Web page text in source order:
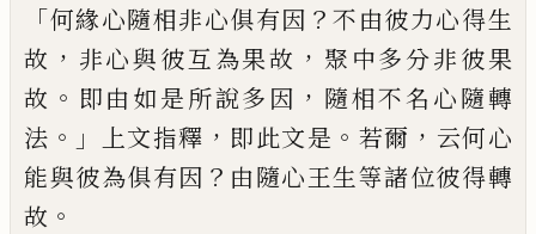
「何緣心隨相非心俱有因 ？不由彼力心得生
故 ， 非心與彼互為果故 ， 聚中多分非彼果
故 。 即由如是所說多 因 ， 隨相不名心隨轉
法 。」 上文指釋 ， 即此文是 。 若爾 ， 云何心
能與彼為俱有因 ？ 由隨心王生等諸位彼得轉
故 。